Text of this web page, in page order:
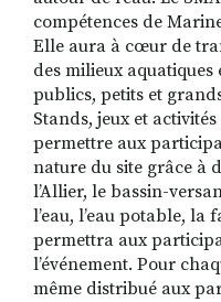
compétences de
Elle aura à cœur de
des milieux
publics, petits et
Stands, jeux et
permettre aux
nature du site grâce à
l’Allier, le bassin-
l’eau, l’eau potable, la
permettra aux
l’événement. Pour
même distribué aux